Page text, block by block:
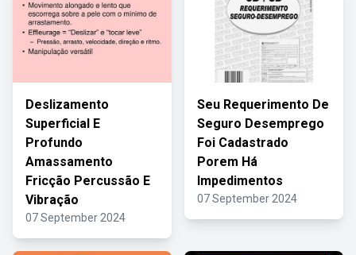
Deslizamento
Superficial E
Profundo
Amassamento
Fricção Percussão E
Vibração
07 September 2024
Seu Requerimento De
Seguro Desemprego
Foi Cadastrado
Porem Há
Impedimentos
07 September 2024